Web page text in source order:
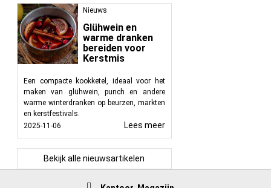
Nieuws
Glühwein en
warme dranken
bereiden voor
Kerstmis
Een compacte kookketel, ideaal voor het
maken van glühwein, punch en andere
warme winterdranken op beurzen, markten
en kerstfestivals.
2025-11-06
Lees meer
Bekijk alle nieuwsartikelen